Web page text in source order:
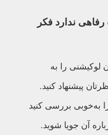
ندارد فکر
را به
پیشنهاد کنید.
به‌خوبی بررسی کنید
آن جویا شوید.